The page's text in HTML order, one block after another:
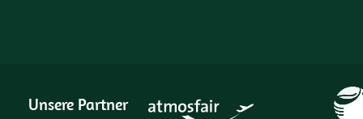
Unsere Partner